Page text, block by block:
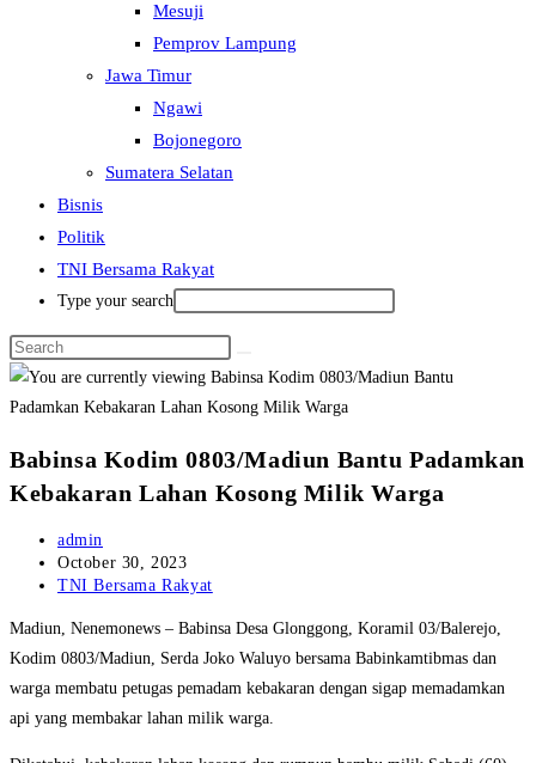
Mesuji
Pemprov Lampung
Jawa Timur
Ngawi
Bojonegoro
Sumatera Selatan
Bisnis
Politik
TNI Bersama Rakyat
Type your search
Babinsa Kodim 0803/Madiun Bantu Padamkan
Kebakaran Lahan Kosong Milik Warga
Post
author:
admin
Post
published:
October 30, 2023
Post
TNI Bersama Rakyat
Madiun, Nenemonews – Babinsa Desa Glonggong, Koramil 03/Balerejo,
Kodim 0803/Madiun, Serda Joko Waluyo bersama Babinkamtibmas dan
warga membatu petugas pemadam kebakaran dengan sigap memadamkan
api yang membakar lahan milik warga.